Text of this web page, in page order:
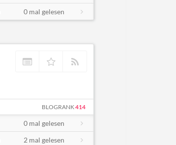
0 mal gelesen
BLOGRANK414
0 mal gelesen
2 mal gelesen